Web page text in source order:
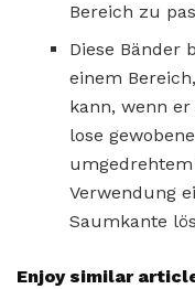
Bereich zu
Diese Bänder
einem
kann, wenn
lose
umgedrehtem
Verwendung
Saumkante
Enjoy similar